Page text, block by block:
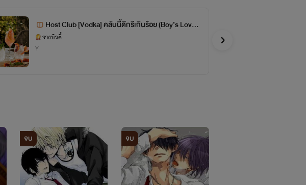
Host Club [Vodka] คลับนี้ดีกรีเกินร้อย (Boy’s Love)
END
จางบิวตี้
Y
จบ จบ